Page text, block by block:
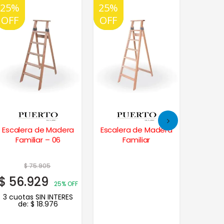
25%
OFF
20%
OFF
Escalera de Madera
Familiar – 06
$75.905
56.929 25% OFF
3 cuotas SIN INTERES
de:$ 18.976
25%
OFF
20%
OFF
Escalera de Madera
Familiar